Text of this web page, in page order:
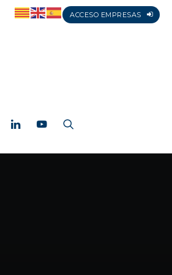
ACCESO EMPRESAS